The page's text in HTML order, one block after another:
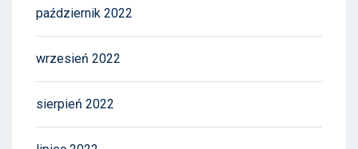
październik 2022
wrzesień 2022
sierpień 2022